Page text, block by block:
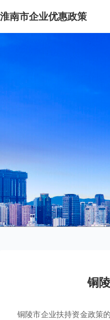
淮南市企业优惠政策
铜
铜陵市企业扶持资金政策